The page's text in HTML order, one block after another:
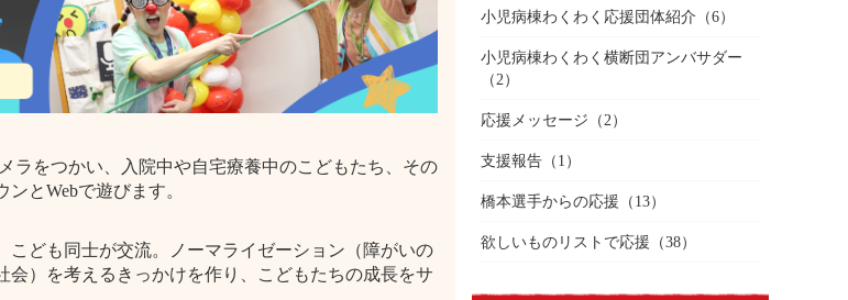
ラをつかい、入院中や自宅療養中のこどもたち、その
とWebで遊びます。
ども同士が交流。ノーマライゼーション（障がいの
）を考えるきっかけを作り、こどもたちの成長をサ
小児病棟わくわく応援団体紹介 （6）
小児病棟わくわく横断団アンバサダー
（2）
応援メッセージ （2）
支援報告 （1）
橋本選手からの応援 （13）
欲しいものリストで応援 （38）